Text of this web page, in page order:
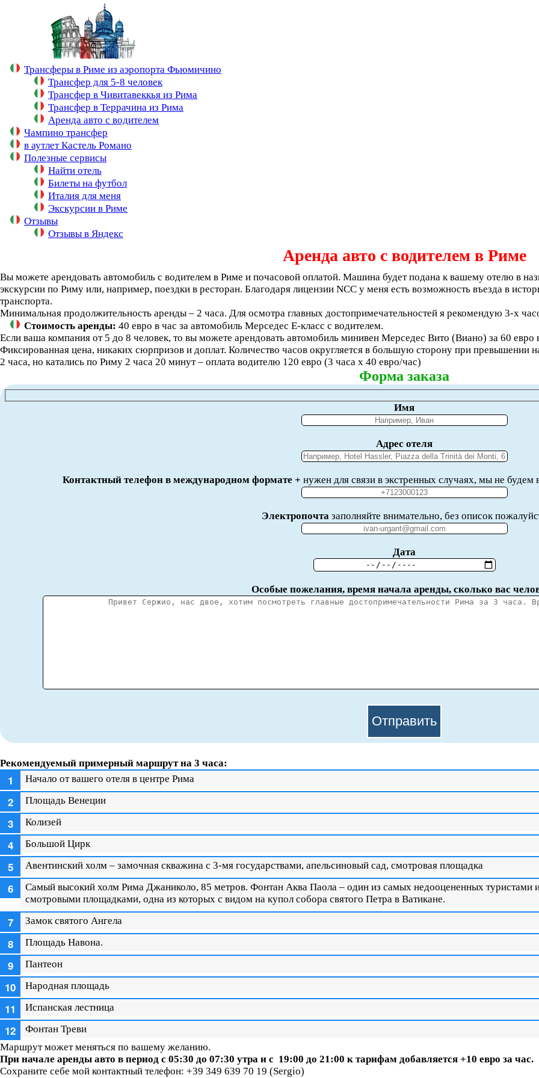
содержимому
Трансферы в Риме из аэропорта Фьюмичино
Трансфер для 5-8 человек
Трансфер в Чивитавеккья из Рима
Трансфер в Террачина из Рима
Аренда авто с водителем
Чампино трансфер
в аутлет Кастель Романо
Полезные сервисы
Найти отель
Билеты на футбол
Италия для меня
Экскурсии в Риме
Отзывы
Отзывы в Яндекс
Аренда авто с водителем в Риме
Вы можете арендовать автомобиль с водителем в Риме и почасовой оплатой. Машина будет подана к вашему отелю в
экскурсии по Риму или, например, поездки в ресторан. Благодаря лицензии NCC у меня есть возможность въезда в
транспорта.
Минимальная продолжительность аренды – 2 часа. Для осмотра главных достопримечательностей я рекомендую 3-х
Стоимость аренды: 40 евро в час за автомобиль Мерседес E-класс с водителем.
Если ваша компания от 5 до 8 человек, то вы можете арендовать автомобиль минивен Мерседес Вито (Виано) за 60 евро
Фиксированная цена, никаких сюрпризов и доплат. Количество часов округляется в большую сторону при превышении
2 часа, но катались по Риму 2 часа 20 минут – оплата водителю 120 евро (3 часа x 40 евро/час)
Форма заказа
Имя
Адрес отеля
Контактный телефон в международном формате + нужен для связи в экстренных случаях, мы не будем
Электропочта заполняйте внимательно, без описок
Дата
Особые пожелания, время начала аренды, сколько вас
Рекомендуемый примерный маршрут на 3 часа:
Начало от вашего отеля в центре Рима
Площадь Венеции
Колизей
Большой Цирк
Авентинский холм – замочная скважина с 3-мя государствами, апельсиновый сад, смотровая площадка
Самый высокий холм Рима Джаниколо, 85 метров. Фонтан Аква Паола – один из самых недооцененных туристами
смотровыми площадками, одна из которых с видом на купол собора святого Петра в Ватикане.
Замок святого Ангела
Площадь Навона.
Пантеон
Народная площадь
Испанская лестница
Фонтан Треви
Маршрут может меняться по вашему желанию.
При начале аренды авто в период с 05:30 до 07:30 утра и с 19:00 до 21:00 к тарифам добавляется +10 евро за час.
Сохраните себе мой контактный телефон: +39 349 639 70 19 (Sergio)